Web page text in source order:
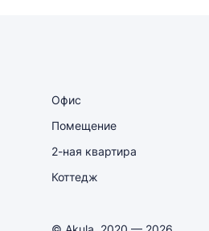
Офис
Помещение
2-ная квартира
Коттедж